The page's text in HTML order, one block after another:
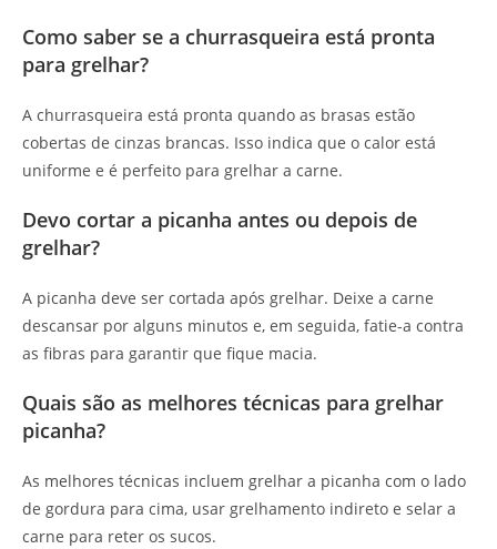
Como saber se a churrasqueira está pronta
para grelhar?
A churrasqueira está pronta quando as brasas estão
cobertas de cinzas brancas. Isso indica que o calor está
uniforme e é perfeito para grelhar a carne.
Devo cortar a picanha antes ou depois de
grelhar?
A picanha deve ser cortada após grelhar. Deixe a carne
descansar por alguns minutos e, em seguida, fatie-a contra
as fibras para garantir que fique macia.
Quais são as melhores técnicas para grelhar
picanha?
As melhores técnicas incluem grelhar a picanha com o lado
de gordura para cima, usar grelhamento indireto e selar a
carne para reter os sucos.